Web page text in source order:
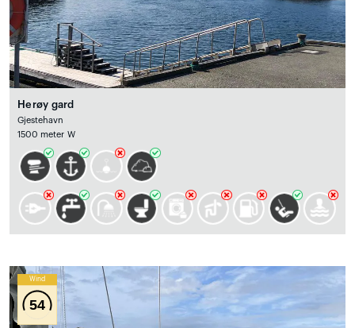
Herøy gard
Gjestehavn
1500 meter W
Wind
54